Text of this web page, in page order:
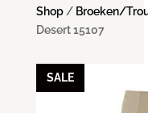
Shop/ Broeken/
Desert 15107
SALE